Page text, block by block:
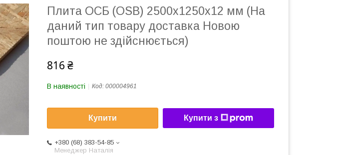
Плита ОСБ (OSB) 2500х1250х12 мм (На
даний тип товару доставка Новою
поштою не здійснюється)
816 ₴
В наявності Код: 000004961
Купити Купити з
+380 (68) 383-54-85
Менеджер Наталія